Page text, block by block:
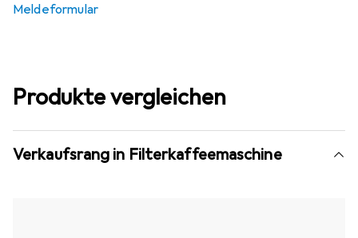
Meldeformular
Produkte vergleichen
Verkaufsrang in Filterkaffeemaschine